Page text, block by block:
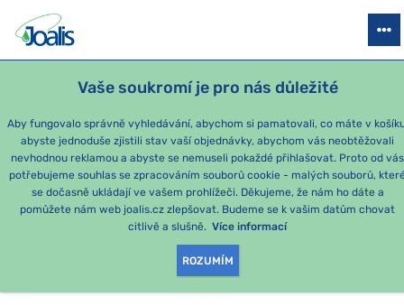
Vaše soukromí je pro nás důležité
Aby fungovalo správně vyhledávání, abychom si pamatovali, co máte v
abyste jednoduše zjistili stav vaší objednávky, abychom vás neobtěžovali
nevhodnou reklamou a abyste se nemuseli pokaždé přihlašovat. Proto od vás
potřebujeme souhlas se zpracováním souborů cookie - malých souborů,
se dočasně ukládají ve vašem prohlížeči. Děkujeme, že nám ho dáte a
pomůžete nám web joalis.cz zlepšovat. Budeme se k vašim datům chovat
citlivě a slušně. Více informací
ROZUMÍM
PRODUKTY PODLE OBTÍŽÍ SEZÓNNÍ BALÍČKY PRO DĚTI
OMLOUVÁME SE, ALE
TATO STRÁNKA
NEEXISTUJE.